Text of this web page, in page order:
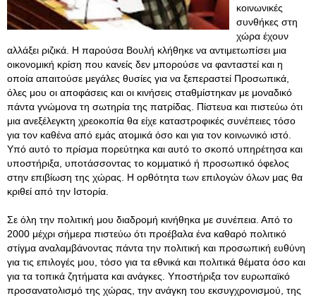
κοινωνικές
συνθήκες στη
χώρα έχουν
αλλάξει ριζικά. Η παρούσα Βουλή κλήθηκε να αντιμετωπίσει μια
οικονομική κρίση που κανείς δεν μπορούσε να φανταστεί και η
οποία απαιτούσε μεγάλες θυσίες για να ξεπεραστεί Προσωπικά,
όλες μου οι αποφάσεις και οι κινήσεις σταθμίστηκαν με μοναδικό
πάντα γνώμονα τη σωτηρία της πατρίδας. Πίστευα και πιστεύω ότι
μια ανεξέλεγκτη χρεοκοπία θα είχε καταστροφικές συνέπειες τόσο
για τον καθένα από εμάς ατομικά όσο και για τον κοινωνικό ιστό.
Υπό αυτό το πρίσμα πορεύτηκα και αυτό το σκοπό υπηρέτησα και
υποστήριξα, υποτάσσοντας το κομματικό ή προσωπικό όφελος
στην επιβίωση της χώρας. Η ορθότητα των επιλογών όλων μας θα
κριθεί από την Ιστορία.
Σε όλη την πολιτική μου διαδρομή κινήθηκα με συνέπεια. Από το
2000 μέχρι σήμερα πιστεύω ότι προέβαλα ένα καθαρό πολιτικό
στίγμα αναλαμβάνοντας πάντα την πολιτική και προσωπική ευθύνη
για τις επιλογές μου, τόσο για τα εθνικά και πολιτικά θέματα όσο και
για τα τοπικά ζητήματα και ανάγκες. Υποστήριξα τον ευρωπαϊκό
προσανατολισμό της χώρας, την ανάγκη του εκσυγχρονισμού, της